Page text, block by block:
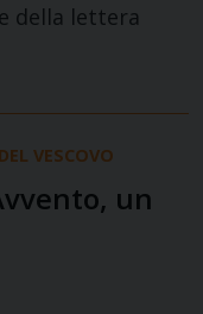
della lettera
VESCOVO
un